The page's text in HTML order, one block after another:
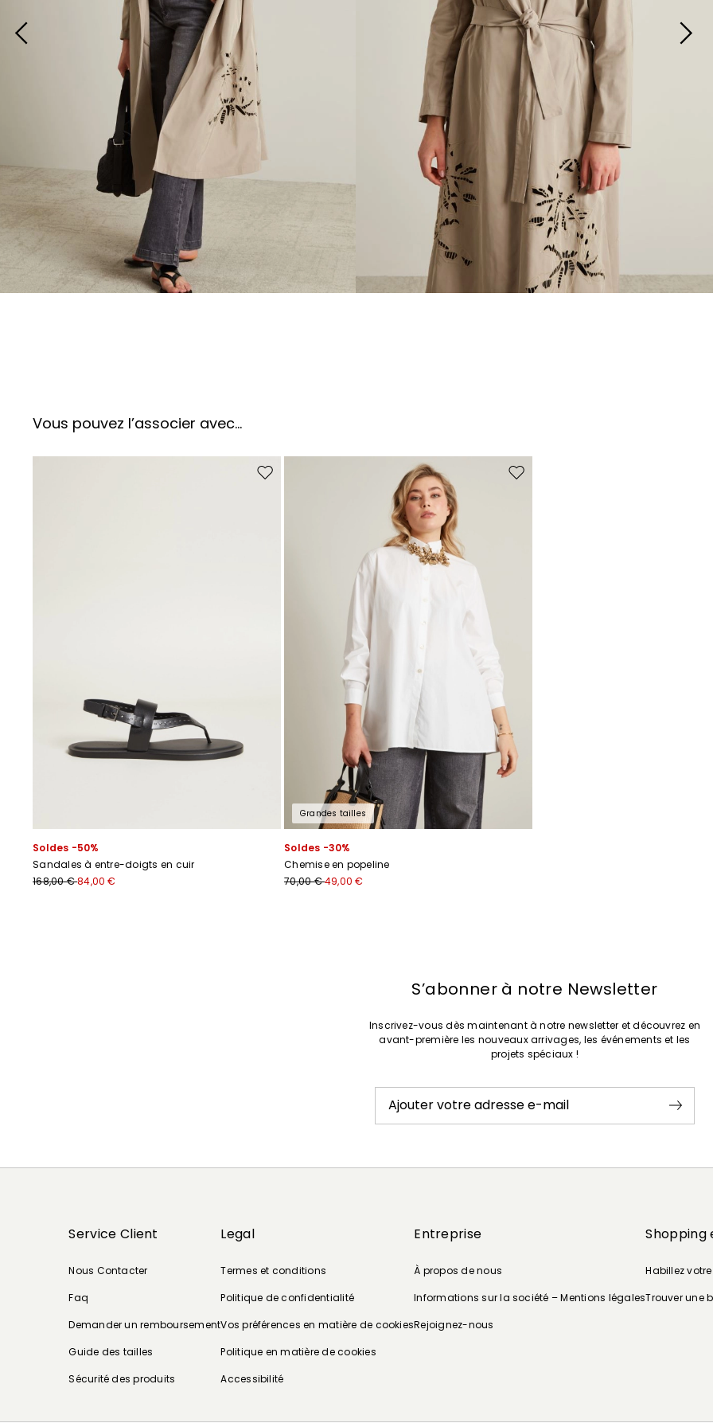
Vous pouvez l’associer avec…
Ajouter vers la liste de souhaits
Soldes -50%
Sandales à entre-doigts en cuir
168,00 €84,00 €
Ajouter vers la liste de souhaits
Grandes tailles
Soldes -30%
Chemise en popeline
70,00 €49,00 €
S’abonner à notre Newsletter
Inscrivez-vous dès maintenant à notre newsletter et découvrez en
avant-première les nouveaux arrivages, les événements et les
projets spéciaux !
Ajouter votre adresse e-mail
Service Client
Nous Contacter
Faq
Demander un remboursement
Guide des tailles
Sécurité des produits
Legal
Termes et conditions
Politique de confidentialité
Vos préférences en matière de cookies
Politique en matière de cookies
Accessibilité
Entreprise
À propos de nous
Informations sur la société – Mentions légales
Rejoignez-nous
Shopping
Habillez
Trouver une
S’abonner à notre Newsletter
Inscrivez-vous dès maintenant à notre newsletter et découvrez en
avant-première les nouveaux arrivages, les événements et les projets
Ajouter votre adresse e-mail*
politique de confidentialité
Rejoindre